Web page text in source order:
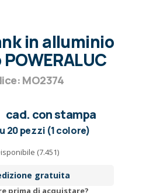
in alluminio
MO2374
cad. con stampa
20 pezzi (1 colore)
(7.451)
gratuita
prima di acquistare?